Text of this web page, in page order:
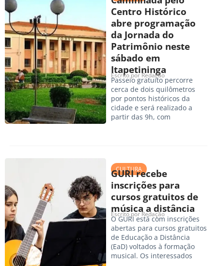
Centro Histórico
abre programação
da Jornada do
Patrimônio neste
sábado em
Itapetininga
Escrito porRedação
Passeio gratuito percorre
cerca de dois quilômetros
por pontos históricos da
cidade e será realizado a
partir das 9h, com
CULTURA
GURI recebe
inscrições para
cursos gratuitos de
música a distância
Escrito porRedação
O GURI está com inscrições
abertas para cursos gratuitos
de Educação a Distância
(EaD) voltados à formação
musical. Os interessados